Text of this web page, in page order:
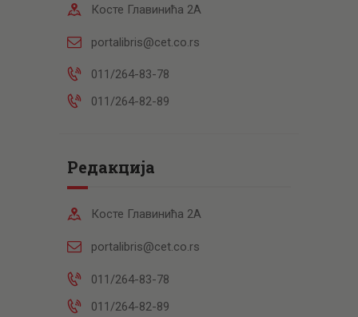
Косте Главинића 2А
portalibris@cet.co.rs
011/264-83-78
011/264-82-89
Редакција
Косте Главинића 2А
portalibris@cet.co.rs
011/264-83-78
011/264-82-89